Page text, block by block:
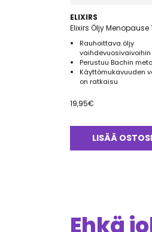
ELIXIRS
Elixirs Öljy Menopause
Rauhoittava öljy
vaihdevuosivaivoihin
Perustuu Bachin
Käyttömukavuuden
on ratkaisu
19,95€
LISÄÄ
Ehkä